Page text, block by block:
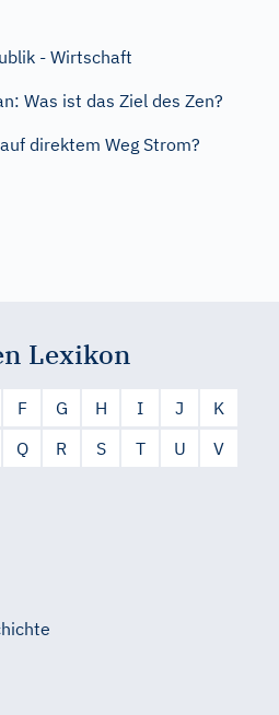
- Wirtschaft
Was ist das Ziel des Zen?
direktem Weg Strom?
Lexikon
F G H I J
K
Q R S T U
V